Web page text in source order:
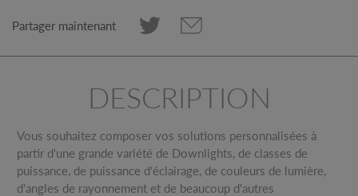
Partager maintenant
DESCRIPTION
Vous souhaitez composer vos solutions personnalisées à
partir d'une grande variété de Downlights, de classes de
puissance, de puissance d'éclairage, de couleurs de lumière,
d'angles de rayonnement et de beaucoup d'autres